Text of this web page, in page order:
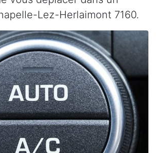
Lez-Herlaimont 7160.